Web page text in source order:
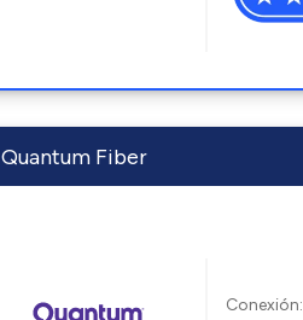
Quantum Fiber
Conexión: